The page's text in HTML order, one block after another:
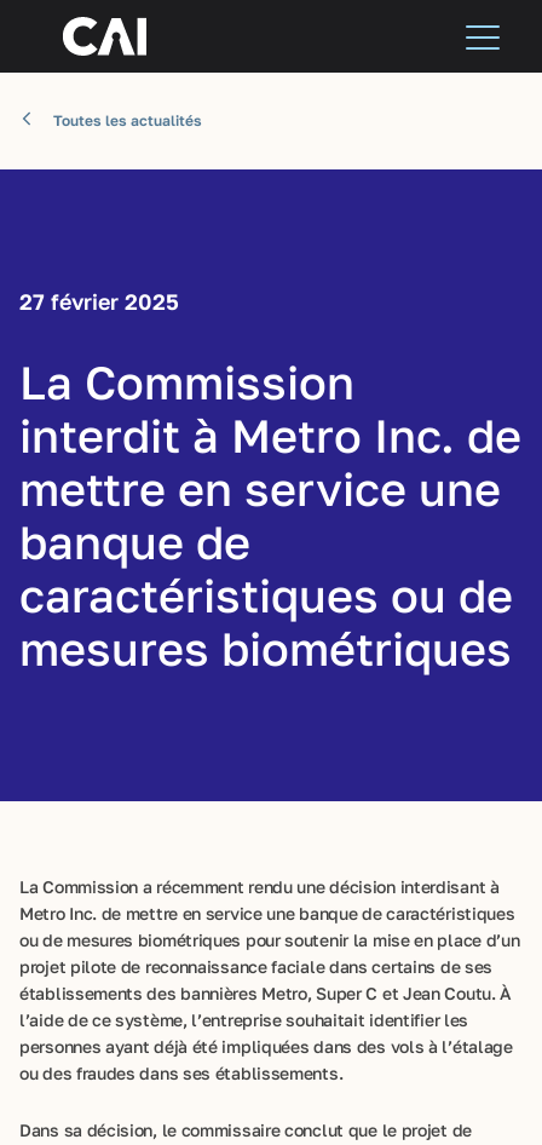
Toutes les actualités
27 février 2025
La Commission
interdit à Metro Inc. de
mettre en service une
banque de
caractéristiques ou de
mesures biométriques
La Commission a récemment rendu une décision interdisant à
Metro Inc. de mettre en service une banque de caractéristiques
ou de mesures biométriques pour soutenir la mise en place d’un
projet pilote de reconnaissance faciale dans certains de ses
établissements des bannières Metro, Super C et Jean Coutu. À
l’aide de ce système, l’entreprise souhaitait identifier les
personnes ayant déjà été impliquées dans des vols à l’étalage
ou des fraudes dans ses établissements.
Dans sa décision, le commissaire conclut que le projet de